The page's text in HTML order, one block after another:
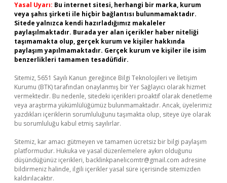
Yasal Uyarı: Bu internet sitesi, herhangi bir marka, kurum
veya şahıs şirketi ile hiçbir bağlantısı bulunmamaktadır.
Sitede yalnızca kendi hazırladığımız makaleler
paylaşılmaktadır. Burada yer alan içerikler haber niteliği
taşımamakta olup, gerçek kurum ve kişiler hakkında
paylaşım yapılmamaktadır. Gerçek kurum ve kişiler ile isim
benzerlikleri tamamen tesadüfidir.
Sitemiz, 5651 Sayılı Kanun gereğince Bilgi Teknolojileri ve İletişim
Kurumu (BTK) tarafından onaylanmış bir Yer Sağlayıcı olarak hizmet
vermektedir. Bu nedenle, sitedeki içerikleri proaktif olarak denetleme
veya araştırma yükümlülüğümüz bulunmamaktadır. Ancak, üyelerimiz
yazdıkları içeriklerin sorumluluğunu taşımakta olup, siteye üye olarak
bu sorumluluğu kabul etmiş sayılırlar.
Sitemiz, kar amacı gütmeyen ve tamamen ücretsiz bir bilgi paylaşım
platformudur. Hukuka ve yasal düzenlemelere aykırı olduğunu
düşündüğünüz içerikleri, backlinkpanelicomtr@gmail.com adresine
bildirmeniz halinde, ilgili içerikler yasal süre içerisinde sitemizden
kaldırılacaktır.